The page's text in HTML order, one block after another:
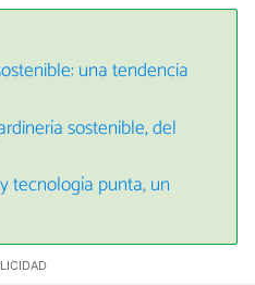
una tendencia
sostenible, del
tecnología punta, un